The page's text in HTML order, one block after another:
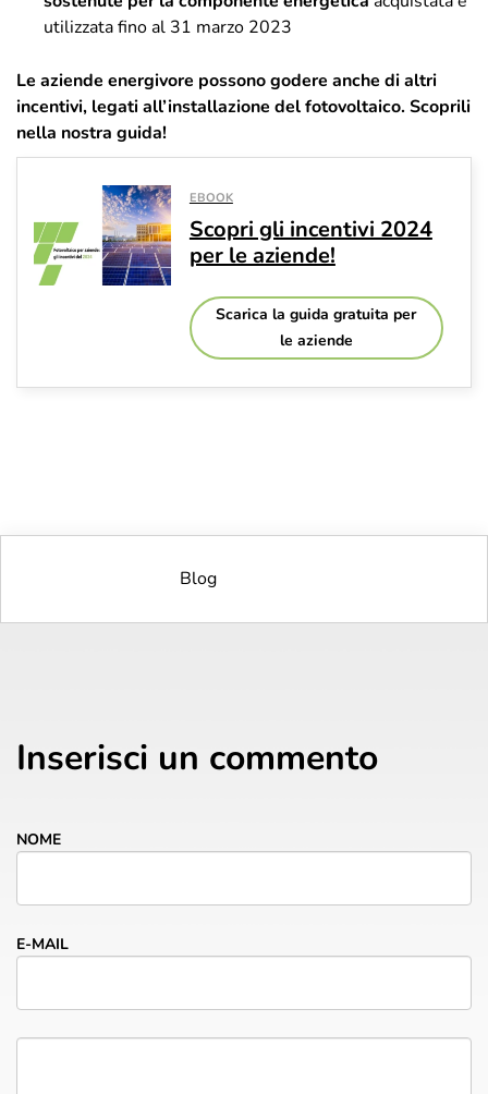
utilizzata fino al 31 marzo 2023
Le aziende energivore possono godere anche di altri
incentivi, legati all’installazione del fotovoltaico. Scoprili
nella nostra guida!
EBOOK
Scopri gli incentivi 2024
per le aziende!
Scarica la guida gratuita per
le aziende
Blog
Inserisci un commento
NOME
E-MAIL